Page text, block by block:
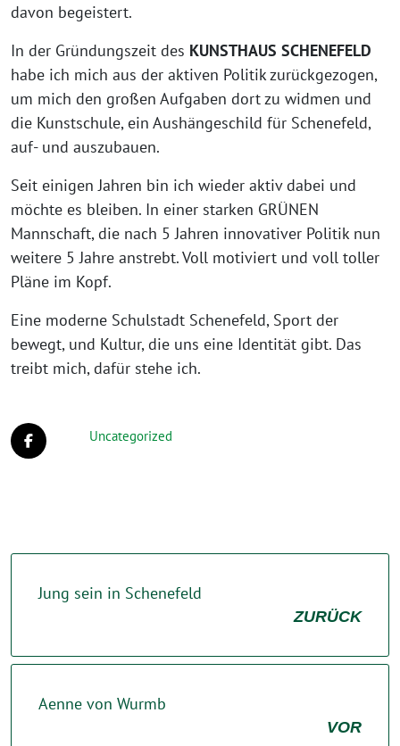
davon begeistert.
In der Gründungszeit des KUNSTHAUS SCHENEFELD
habe ich mich aus der aktiven Politik zurückgezogen,
um mich den großen Aufgaben dort zu widmen und
die Kunstschule, ein Aushängeschild für Schenefeld,
auf- und auszubauen.
Seit einigen Jahren bin ich wieder aktiv dabei und
möchte es bleiben. In einer starken GRÜNEN
Mannschaft, die nach 5 Jahren innovativer Politik nun
weitere 5 Jahre anstrebt. Voll motiviert und voll toller
Pläne im Kopf.
Eine moderne Schulstadt Schenefeld, Sport der
bewegt, und Kultur, die uns eine Identität gibt. Das
treibt mich, dafür stehe ich.
Uncategorized
Jung sein in Schenefeld
ZURÜCK
Aenne von Wurmb
VOR